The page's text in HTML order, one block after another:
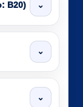
B20) ⌄
⌄
⌄